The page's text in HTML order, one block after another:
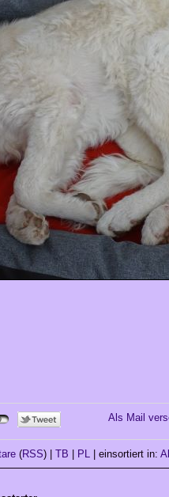
Als Mail
(RSS) | TB PL einsortiert in: